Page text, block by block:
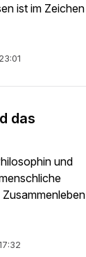
ist im Zeichen
23:01
das
und